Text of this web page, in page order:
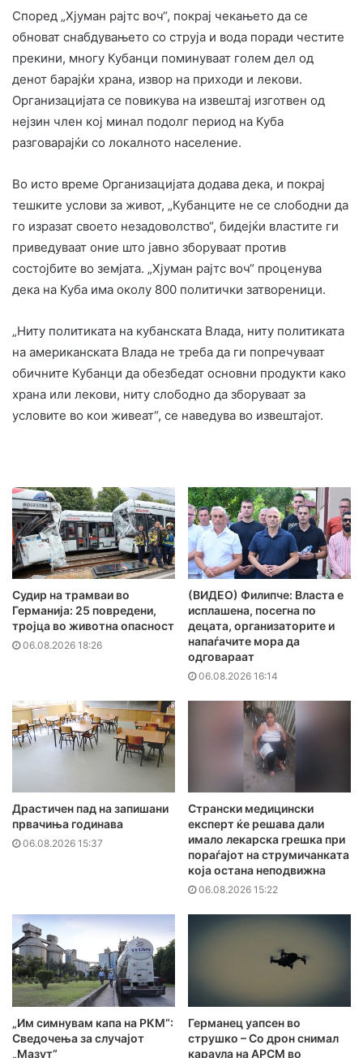
Според „Хјуман рајтс воч“, покрај чекањето да се
обноват снабдувањето со струја и вода поради честите
прекини, многу Кубанци поминуваат голем дел од
денот барајќи храна, извор на приходи и лекови.
Организацијата се повикува на извештај изготвен од
нејзин член кој минал подолг период на Куба
разговарајќи со локалното население.
Во исто време Организацијата додава дека, и покрај
тешките услови за живот, „Кубанците не се слободни да
го изразат своето незадоволство“, бидејќи властите ги
приведуваат оние што јавно зборуваат против
состојбите во земјата. „Хјуман рајтс воч“ проценува
дека на Куба има околу 800 политички затвореници.
„Ниту политиката на кубанската Влада, ниту политиката
на американската Влада не треба да ги попречуваат
обичните Кубанци да обезбедат основни продукти како
храна или лекови, ниту слободно да зборуваат за
условите во кои живеат“, се наведува во извештајот.
Судир на трамваи во
Германија: 25 повредени,
тројца во животна опасност
06.08.2026 18:26
(ВИДЕО) Филипче: Власта е
исплашена, посегна по
децата, организаторите и
напаѓачите мора да
одговараат
06.08.2026 16:14
Драстичен пад на запишани
првачиња годинава
06.08.2026 15:37
Странски медицински
експерт ќе решава дали
имало лекарска грешка при
пораѓајот на струмичанката
која остана неподвижна
06.08.2026 15:22
„Им симнувам капа на РКМ“:
Сведочења за случајот
„Мазут“
Германец уапсен во
струшко – Со дрон снимал
караула на АРСМ во